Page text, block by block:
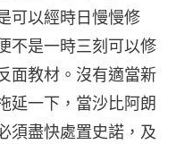
可以經時日慢慢修
不是一時三刻可以修
面教材。沒有適當新
延一下，當沙比阿朗
須盡快處置史諾，及